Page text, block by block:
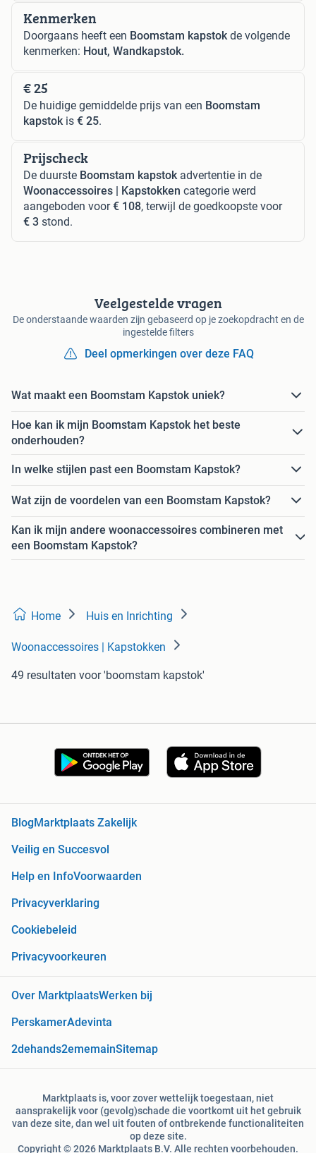
Kenmerken
Doorgaans heeft een Boomstam kapstok de volgende
kenmerken: Hout, Wandkapstok.
€ 25
De huidige gemiddelde prijs van een Boomstam
kapstok is € 25.
Prijscheck
De duurste Boomstam kapstok advertentie in de
Woonaccessoires | Kapstokken categorie werd
aangeboden voor€ 108, terwijl de goedkoopste voor
€ 3 stond.
Veelgestelde vragen
De onderstaande waarden zijn gebaseerd op je zoekopdracht en de
ingestelde filters
Deel opmerkingen over deze FAQ
Wat maakt een Boomstam Kapstok uniek?
Hoe kan ik mijn Boomstam Kapstok het beste
onderhouden?
In welke stijlen past een Boomstam Kapstok?
Wat zijn de voordelen van een Boomstam Kapstok?
Kan ik mijn andere woonaccessoires combineren met
een Boomstam Kapstok?
Home Huis en Inrichting
Woonaccessoires | Kapstokken
49 resultaten voor 'boomstam kapstok'
BlogMarktplaats Zakelijk
Veilig en Succesvol
Help en InfoVoorwaarden
Privacyverklaring
Cookiebeleid
Privacyvoorkeuren
Over MarktplaatsWerken bij
PerskamerAdevinta
2dehands2ememainSitemap
Marktplaats is, voor zover wettelijk toegestaan, niet
aansprakelijk voor (gevolg)schade die voortkomt uit het gebruik
van deze site, dan wel uit fouten of ontbrekende functionaliteiten
op deze site.
Copyright © 2026 Marktplaats B.V. Alle rechten voorbehouden.